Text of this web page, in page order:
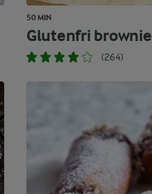
50 MIN
Glutenfri brownie
(264)